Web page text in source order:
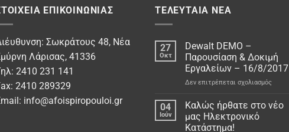
ΕΠΙΚΟΙΝΩΝΊΑΣ
Σωκράτους 48, Νέα
Λάρισας, 41336
2410 231 141
2410 289329
info@afoispiropouloi.gr
ΤΕΛΕΥΤΑΊΑ ΝΈΑ
27
Οκτ
Dewalt DEMO –
Παρουσίαση & Δοκιμή
Εργαλείων – 16/8/2017
Δεν επιτρέπεται σχολιασμόςστο
DEMO
04
Ιούν
Καλώς ήρθατε στο νέo
μας Ηλεκτρονικό
Κατάστημα!